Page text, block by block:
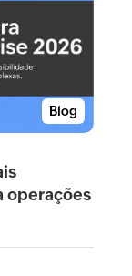
Blog
operações